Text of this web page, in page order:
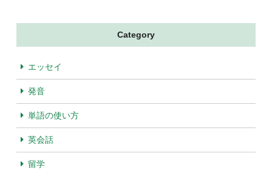
Category
エッセイ
発音
単語の使い方
英会話
留学